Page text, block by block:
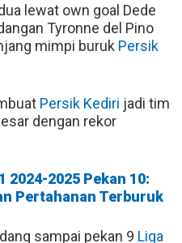
lewat own goal Dede
Tyronne del Pino
mimpi buruk Persik
Persik Kediri jadi tim
dengan rekor
2024-2025 Pekan 10:
Pertahanan Terburuk
sampai pekan 9 Liga